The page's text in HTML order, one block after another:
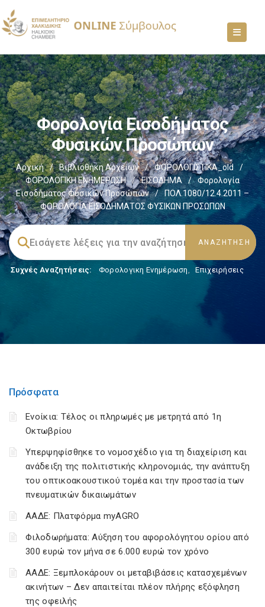
Φορολογία Εισοδήματος
Φυσικών Προσώπων
Αρχική / Βιβλιοθήκη Αρχείων / ΦΟΡΟΛΟΓΙΣΤΙΚΑ_old
/
ΦΟΡΟΛΟΓΙΚΗ ΕΝΗΜΕΡΩΣΗ
/ ΕΙΣΟΔΗΜΑ /
Φορολογία
Εισοδήματος Φυσικών Προσώπων
/
ΠΟΛ.1080/12.4.2011 –
ΦΟΡΟΛΟΓΙΑ ΕΙΣΟΔΗΜΑΤΟΣ ΦΥΣΙΚΩΝ ΠΡΟΣΩΠΩΝ
Συχνές Αναζητήσεις: Φορολογικη Ενημέρωση, Επιχειρήσεις
Πρόσφατα
Ενοίκια: Τέλος οι πληρωμές με μετρητά από 1η
Οκτωβρίου
Υπερψηφίσθηκε το νομοσχέδιο για τη διαχείριση και
ανάδειξη της πολιτιστικής κληρονομιάς, την ανάπτυξη
του οπτικοακουστικού τομέα και την προστασία των
πνευματικών δικαιωμάτων
ΑΑΔΕ: Πλατφόρμα myAGRO
Φιλοδωρήματα: Αύξηση του αφορολόγητου ορίου από
300 ευρώ τον μήνα σε 6.000 ευρώ τον χρόνο
ΑΑΔΕ: Ξεμπλοκάρουν οι μεταβιβάσεις κατασχεμένων
ακινήτων – Δεν απαιτείται πλέον πλήρης εξόφληση
της οφειλής